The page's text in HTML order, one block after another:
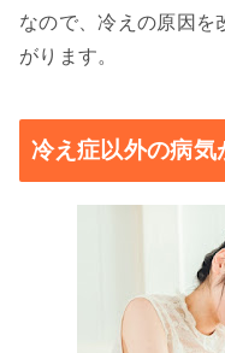
なので、冷えの原因を
がります。
冷え症以外の病気